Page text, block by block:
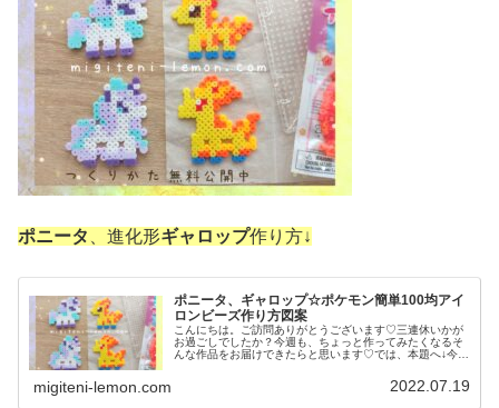
ポニータ 、進化形ギャロップ作り方↓
ポニータ、ギャロップ☆ポケモン簡単100均アイ
ロンビーズ作り方図案
こんにちは。ご訪問ありがとうございます♡三連休いかが
お過ごしでしたか？今週も、ちょっと作ってみたくなるそ
んな作品をお届けできたらと思います♡では、本題へ↓今日
migiteni-lemon.com 2022.07.19